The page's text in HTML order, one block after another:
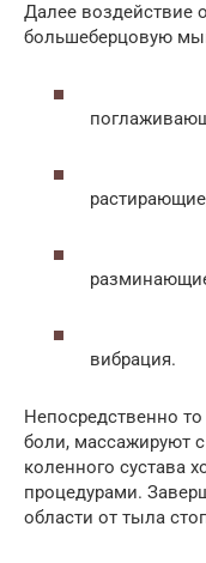
Далее воздействие
большеберцовую
вибрация.
Непосредственно
боли, массажируют
коленного сустава
процедурами.
области от тыла